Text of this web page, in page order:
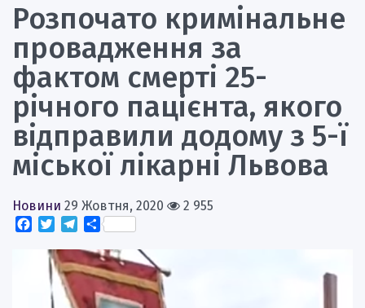
Розпочато кримінальне
провадження за
фактом смерті 25-
річного пацієнта, якого
відправили додому з 5-ї
міської лікарні Львова
Новини 29 Жовтня, 2020
2 955
Facebook
TwitterTelegram
Поділитися